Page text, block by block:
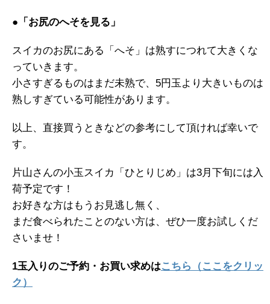
●「お尻のへそを見る」
スイカのお尻にある「へそ」は熟すにつれて大きくな
っていきます。
小さすぎるものはまだ未熟で、5円玉より大きいものは
熟しすぎている可能性があります。
以上、直接買うときなどの参考にして頂ければ幸いで
す。
片山さんの小玉スイカ「ひとりじめ」は3月下旬には入
荷予定です！
お好きな方はもうお見逃し無く、
まだ食べられたことのない方は、ぜひ一度お試しくだ
さいませ！
1玉入りのご予約・お買い求めはこちら（ここをクリッ
ク）